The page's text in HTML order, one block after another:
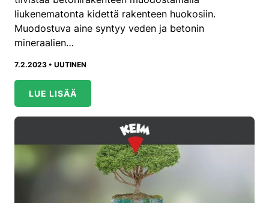
liukenematonta kidettä rakenteen huokosiin.
Muodostuva aine syntyy veden ja betonin
mineraalien…
7.2.2023 • UUTINEN
LUE LISÄÄ